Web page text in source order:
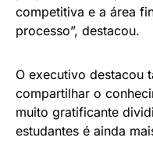
competitiva e a área
processo”, destacou.
O executivo destacou
compartilhar o
muito gratificante
estudantes é ainda